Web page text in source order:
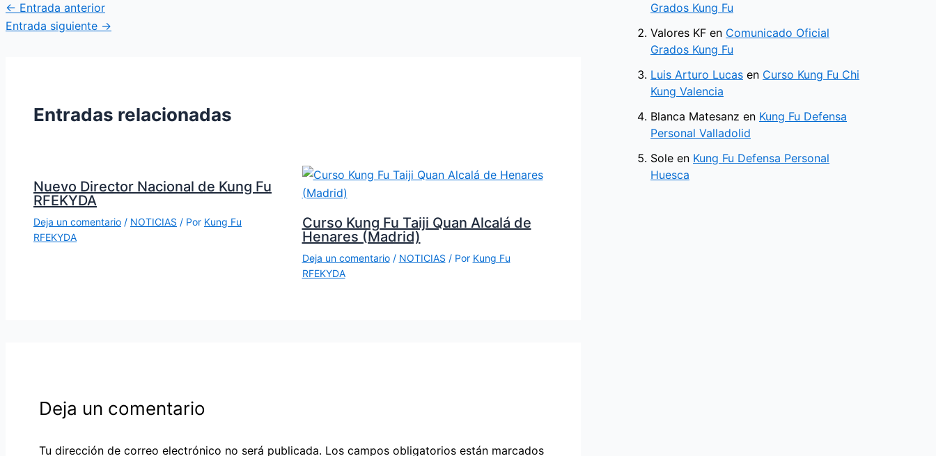
← Entrada anterior
Entrada siguiente →
Entradas relacionadas
Nuevo Director Nacional de Kung Fu
RFEKYDA
Deja un comentario / NOTICIAS / Por Kung Fu
RFEKYDA
Curso Kung Fu Taiji Quan Alcalá de
Henares (Madrid)
Deja un comentario / NOTICIAS / Por Kung Fu
RFEKYDA
Deja un comentario
Tu dirección de correo electrónico no será publicada. Los campos obligatorios están marcados
Grados Kung Fu
Valores KF en Comunicado Oficial
Grados Kung Fu
Luis Arturo Lucas en Curso Kung Fu Chi
Kung Valencia
Blanca Matesanz en Kung Fu Defensa
Personal Valladolid
Sole en Kung Fu Defensa Personal
Huesca